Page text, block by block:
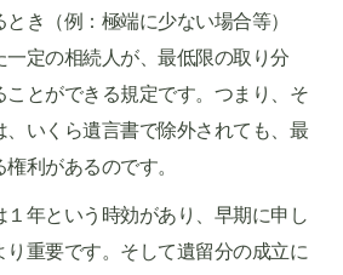
き（例：極端に少ない場合等）
一定の相続人が、最低限の取り分
ことができる規定です。つまり、そ
、いくら遺言書で除外されても、最
利があるのです。
年という時効があり、早期に申し
重要です。そして遺留分の成立に